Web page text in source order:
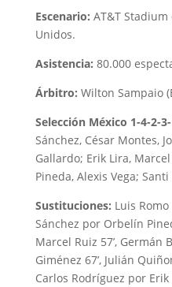
Escenario: AT&T Stadium
Unidos.
Asistencia: 80.000
Árbitro: Wilton Sampaio
Selección México 1-4-2-
Sánchez, César Montes,
Gallardo; Erik Lira,
Pineda, Alexis Vega;
Sustituciones: Luis Romo
Sánchez por Orbelín
Marcel Ruiz 57’, Germán
Giménez 67’, Julián
Carlos Rodríguez por Erik